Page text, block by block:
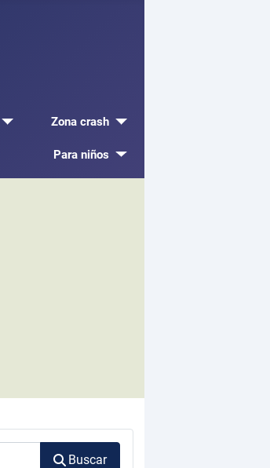
Zona crash
Para niños
Buscar